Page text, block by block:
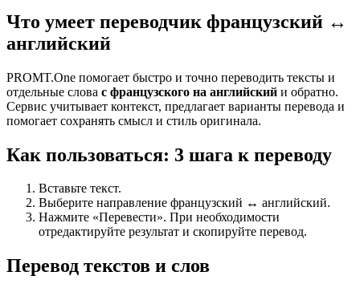
Что умеет переводчик французский ↔
английский
PROMT.One помогает быстро и точно переводить тексты и
отдельные слова с французского на английский и обратно.
Сервис учитывает контекст, предлагает варианты перевода и
помогает сохранять смысл и стиль оригинала.
Как пользоваться: 3 шага к переводу
Вставьте текст.
Выберите направление французский ↔ английский.
Нажмите «Перевести». При необходимости
отредактируйте результат и скопируйте перевод.
Перевод текстов и слов